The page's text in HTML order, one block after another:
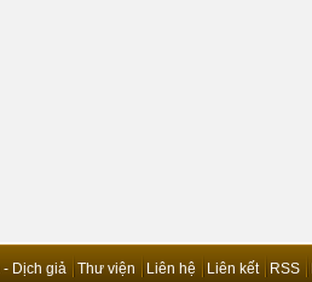
- Dịch giả Thư viện Liên hệ Liên kết RSS